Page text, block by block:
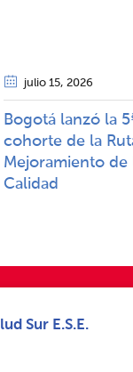
julio 15, 2026
Bogotá lanzó la
cohorte de la
Mejoramiento de
Calidad​​
Sur E.S.E.